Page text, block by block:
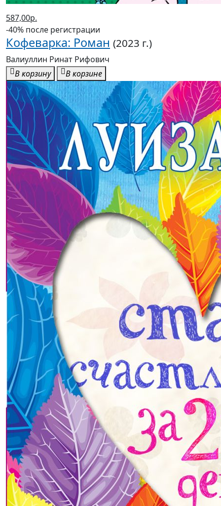
587,00р.
-40% после регистрации
Кофеварка: Роман
Валиуллин Ринат Рифович
В корзину
В корзине